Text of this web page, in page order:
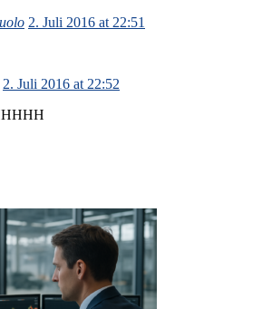
2. Juli 2016 at 22:51
2. Juli 2016 at 22:52